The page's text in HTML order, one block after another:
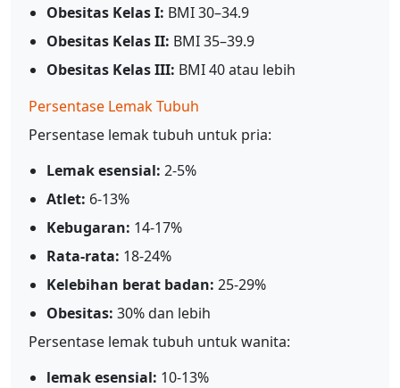
Obesitas Kelas I: BMI 30–34.9
Obesitas Kelas II: BMI 35–39.9
Obesitas Kelas III: BMI 40 atau lebih
Persentase Lemak Tubuh
Persentase lemak tubuh untuk pria:
Lemak esensial: 2-5%
Atlet: 6-13%
Kebugaran: 14-17%
Rata-rata: 18-24%
Kelebihan berat badan: 25-29%
Obesitas: 30% dan lebih
Persentase lemak tubuh untuk wanita:
lemak esensial: 10-13%